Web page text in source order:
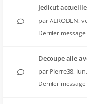
Jedicut
parAERODEN,
Dernier
Decoupe aile
par Pierre38,
Dernier